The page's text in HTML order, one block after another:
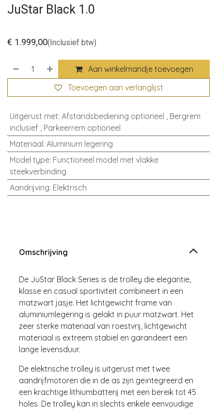
JuStar Black 1.0
€ 1.999,00(Inclusief btw)
Aan winkelmandje toevoegen
Toevoegen aan verlanglijst
Uitgerust met: Afstandsbediening optioneel , Bergrem
inclusief, Parkeerrem optioneel
Materiaal: Aluminium legering
Model type: Functioneel model met vlakke
steekverbinding
Aandrijving: Elektrisch
Omschrijving
De JuStar Black Series is de trolley die elegantie,
klasse en casual sportiviteit combineert in een
matzwart jasje. Het lichtgewicht frame van
aluminiumlegering is gelakt in puur matzwart. Het
zeer sterke materiaal van roestvrij, lichtgewicht
materiaal is extreem stabiel en garandeert een
lange levensduur.
De elektrische trolley is uitgerust met twee
aandrijfmotoren die in de as zijn geïntegreerd en
een krachtige lithiumbatterij met een bereik tot 45
holes. De trolley kan in slechts enkele eenvoudige